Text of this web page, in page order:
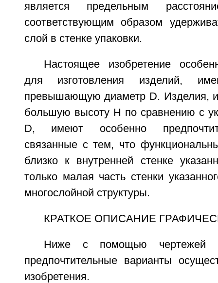
является предельным
соответствующим образом
слой в стенке упаковки.
Настоящее изобретение
для изготовления изделий,
превышающую диаметр D. Изделия,
большую высоту Н по сравнению с
D, имеют особенно
связанные с тем, что
близко к внутренней стенке
только малая часть стенки
многослойной структуры.
КРАТКОЕ ОПИСАНИЕ
Ниже с помощью чертежей
предпочтительные варианты
изобретения.